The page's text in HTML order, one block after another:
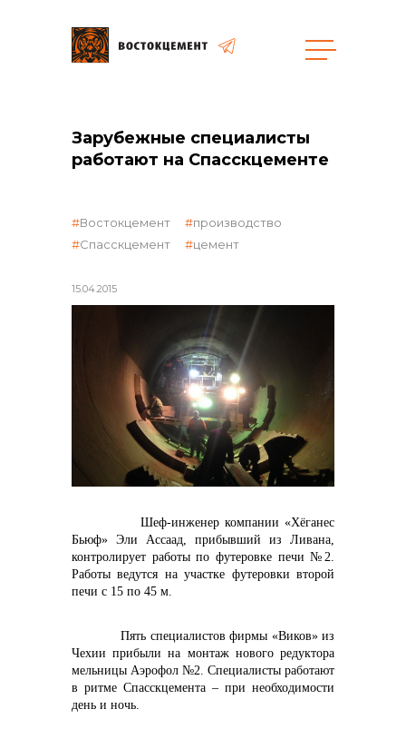
Объекты
реализация неликвидов
контакты отдела закупок
Контакты
+7 (423) 234 50 50
info@vostokcement.ru
Зарубежные специалисты
работают на Спасскцементе
15.04.2015
Востокцемент
производство
Спасскцемент
цемент
Шеф-инженер компании «Хёганес
Бьюф» Эли Ассаад, прибывший из Ливана,
контролирует работы по футеровке печи №2.
Работы ведутся на участке футеровки второй
печи с 15 по 45 м.
Пять специалистов фирмы «Виков» из
Чехии прибыли на монтаж нового редуктора
мельницы Аэрофол №2. Специалисты работают
в ритме Спасскцемента – при необходимости
день и ночь.